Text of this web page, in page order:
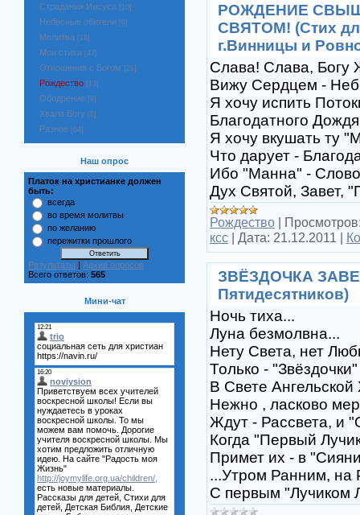
Страдания Иисуса [10]
Небесные обители [9]
Молитва [18]
Мои стихи [47]
Отношения с Богом [21]
Рождество [13]
Ободрение [8]
Хвала Богу [6]
Разное [64]
Наш опрос
Платок на христианке должен
быть:
всегда
во время молитвы
по желанию
пережитки прошлого
Результаты | Архив опросов
Всего ответов: 565
Мини-чат
РОЖДЕНИЕ
СВЯТОМ! (Стих
г.Винницы и
Слава! Слава, Богу
Вижу Сердцем -
Я хочу испить
Благодатного
Я хочу вкушать ту
Что дарует -
Ибо "Манна" -
Дух Святой, Завет,
Рождество |
ксс | Дата: 21.12.2011 |
ЗВЁЗДОЧКА
Пятидесятников)
Ночь тиха...
Луна безмолвна...
Нету Света, нет
Только -
В Свете
Нежно , ласково
Ждут - Рассвета, и
Когда "Первый
Примет их - в
...Утром Ранним, на
С первым "Лучиком